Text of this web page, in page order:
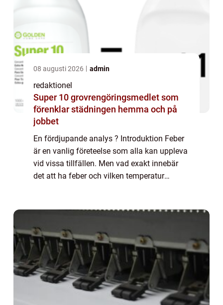
08 augusti 2026 admin
redaktionel
Super 10 grovrengöringsmedlet som
förenklar städningen hemma och på
jobbet
En fördjupande analys ? Introduktion Feber
är en vanlig företeelse som alla kan uppleva
vid vissa tillfällen. Men vad exakt innebär
det att ha feber och vilken temperatur